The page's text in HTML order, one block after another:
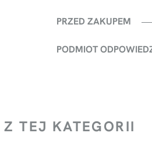
PRZED ZAKUPEM
PODMIOT
TEJ KATEGORII